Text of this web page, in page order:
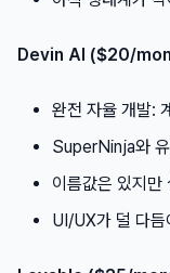
Devin AI ($20/
완전 자율 개발:
SuperNinja와
이름값은 있지만
UI/UX가 덜 다듬